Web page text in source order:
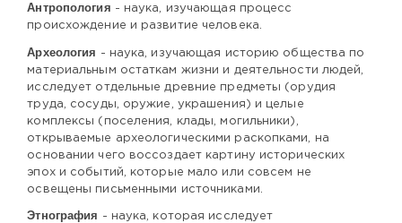
Антропология - наука, изучающая процесс
происхождение и развитие человека.
Археология
- наука, изучающая историю общества по
материальным остаткам жизни и деятельности людей,
исследует отдельные древние предметы (орудия
труда, сосуды, оружие, украшения) и целые
комплексы (поселения, клады, могильники),
открываемые археологическими раскопками, на
основании чего воссоздает картину исторических
эпох и событий, которые мало или совсем не
освещены письменными источниками.
Этнография
- наука, которая исследует